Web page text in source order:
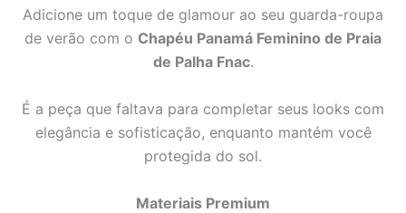
Adicione um toque de glamour ao seu guarda-roupa
de verão com o Chapéu Panamá Feminino de Praia
de Palha Fnac.
É a peça que faltava para completar seus looks com
elegância e sofisticação, enquanto mantém você
protegida do sol.
Materiais Premium